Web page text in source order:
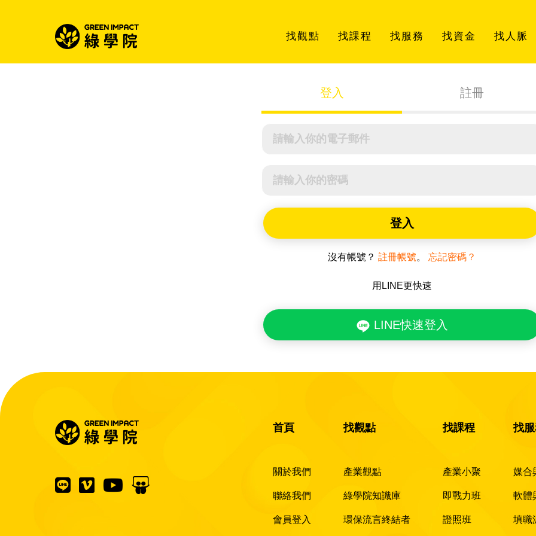
找觀點 找課程 找服務 找資金 找人脈
登入 註冊
登入
沒有帳號？ 註冊帳號。 忘記密碼？
用LINE更快速
LINE快速登入
首頁
關於我們
聯絡我們
會員登入
找觀點
產業觀點
綠學院知識庫
環保流言終結者
找課程
產業小聚
即戰力班
證照班
找
媒合
軟體
填職